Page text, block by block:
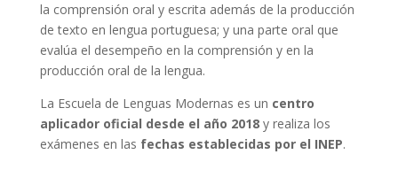
la comprensión oral y escrita además de la producción
de texto en lengua portuguesa; y una parte oral que
evalúa el desempeño en la comprensión y en la
producción oral de la lengua.
La Escuela de Lenguas Modernas es un centro
aplicador oficial desde el año 2018y realiza los
exámenes en las fechas establecidas por el INEP.